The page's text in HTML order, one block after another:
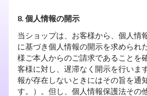
8. 個人情報の開示
当ショップは、お客様から、個人情
に基づき個人情報の開示を求められ
様ご本人からのご請求であることを
客様に対し、遅滞なく開示を行いま
報が存在しないときにはその旨を通
す。）。但し、個人情報保護法その